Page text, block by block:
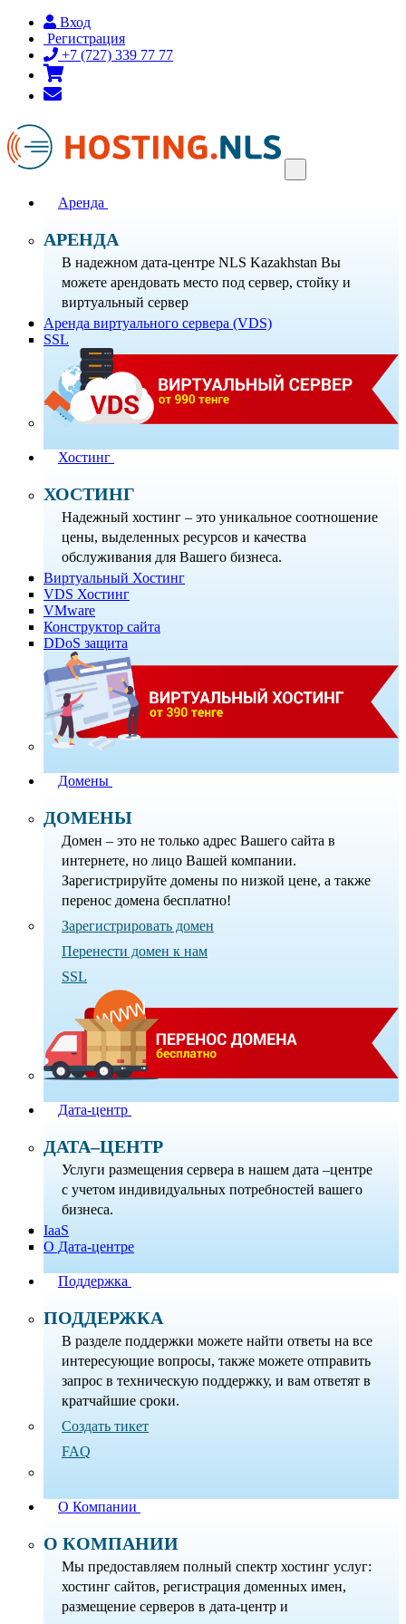
Вход
Регистрация
+7 (727) 339 77 77
Toggle
Аренда
АРЕНДА
В надежном дата-центре NLS Kazakhstan Вы
можете арендовать место под сервер, стойку и
виртуальный сервер
Аренда виртуального сервера (VDS)
SSL
Хостинг
ХОСТИНГ
Надежный хостинг – это уникальное соотношение
цены, выделенных ресурсов и качества
обслуживания для Вашего бизнеса.
Виртуальный Хостинг
VDS Хостинг
VMware
Конструктор сайта
DDoS защита
Домены
ДОМЕНЫ
Домен – это не только адрес Вашего сайта в
интернете, но лицо Вашей компании.
Зарегистрируйте домены по низкой цене, а также
перенос домена бесплатно!
Зарегистрировать домен
Перенести домен к нам
SSL
Дата-центр
ДАТА–ЦЕНТР
Услуги размещения сервера в нашем дата –центре
с учетом индивидуальных потребностей вашего
бизнеса.
IaaS
О Дата-центре
Поддержка
ПОДДЕРЖКА
В разделе поддержки можете найти ответы на все
интересующие вопросы, также можете отправить
запрос в техническую поддержку, и вам ответят в
кратчайшие сроки.
Создать тикет
FAQ
О Компании
О КОМПАНИИ
Мы предоставляем полный спектр хостинг услуг:
хостинг сайтов, регистрация доменных имен,
размещение серверов в дата-центр и